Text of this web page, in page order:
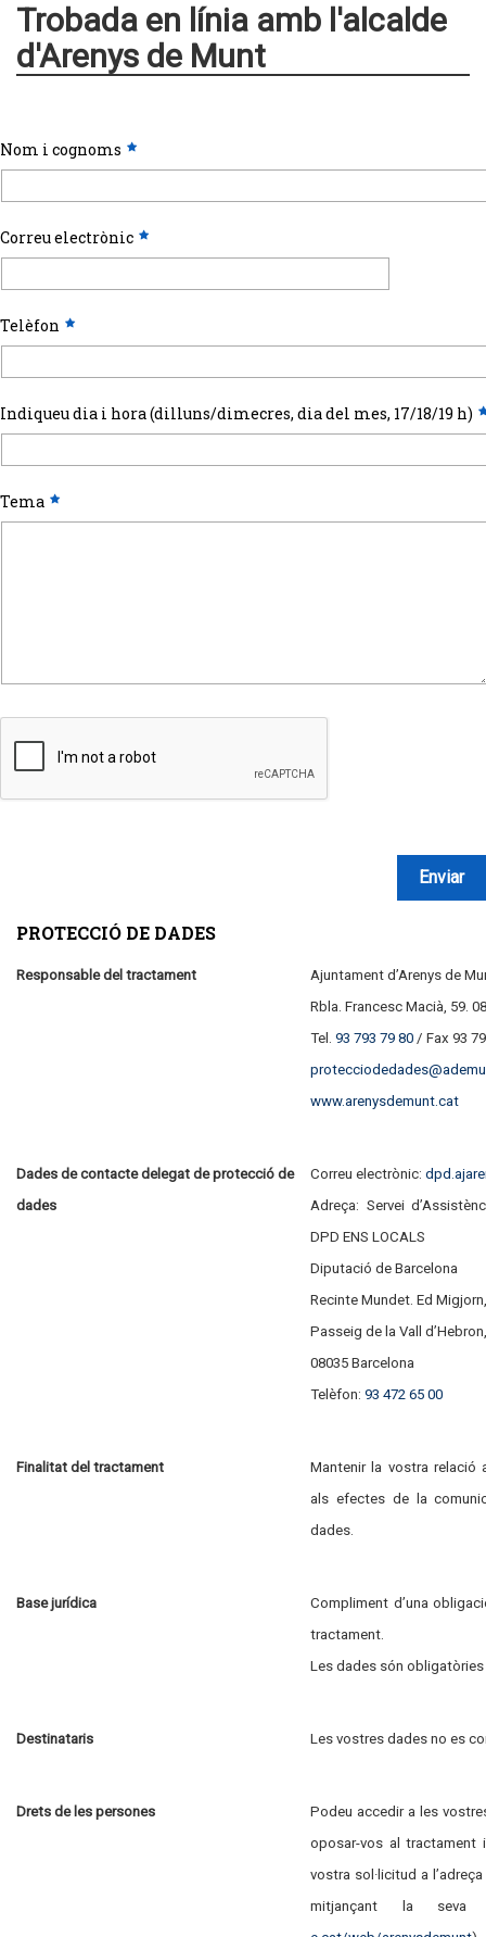
Trobada en línia amb l'alcalde
d'Arenys de Munt
Nom i cognoms
Correu electrònic
Telèfon
Indiqueu dia i hora (dilluns/dimecres, dia del mes, 17/18/19 h)
Tema
PROTECCIÓ DE DADES
Responsable del tractament
Ajuntament d’Arenys de
Rbla. Francesc Macià, 59.
Tel. 93 793 79 80 / Fax 93
www.arenysdemunt.cat
Dades de contacte delegat de protecció de
dades
Correu electrònic:
Adreça: Servei
DPD ENS LOCALS
Diputació de Barcelona
Recinte Mundet. Ed
Passeig de la Vall
08035 Barcelona
Telèfon: 93 472 65 00
Finalitat del tractament
Mantenir la vostra relació
als efectes de la
dades.
Base jurídica
Compliment d’una
tractament.
Les dades són
Destinataris Les vostres dades no es
Drets de les persones
Podeu accedir a les
oposar-vos al tractament
vostra sol·licitud a
mitjançant la seva